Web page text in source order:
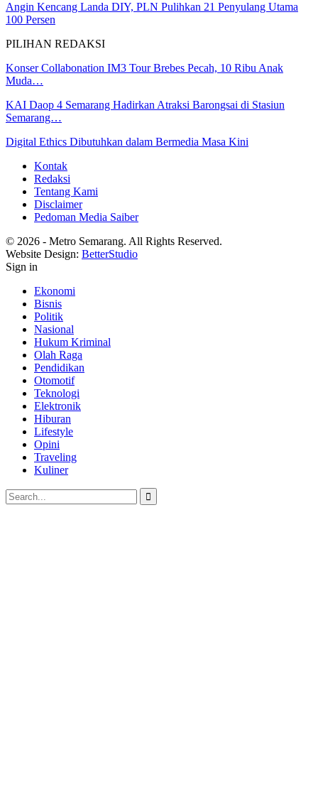
Angin Kencang Landa DIY, PLN Pulihkan 21 Penyulang Utama
100 Persen
PILIHAN REDAKSI
Konser Collabonation IM3 Tour Brebes Pecah, 10 Ribu Anak
Muda…
KAI Daop 4 Semarang Hadirkan Atraksi Barongsai di Stasiun
Semarang…
Digital Ethics Dibutuhkan dalam Bermedia Masa Kini
Kontak
Redaksi
Tentang Kami
Disclaimer
Pedoman Media Saiber
© 2026 - Metro Semarang. All Rights Reserved.
Website Design: BetterStudio
Sign in
Ekonomi
Bisnis
Politik
Nasional
Hukum Kriminal
Olah Raga
Pendidikan
Otomotif
Teknologi
Elektronik
Hiburan
Lifestyle
Opini
Traveling
Kuliner